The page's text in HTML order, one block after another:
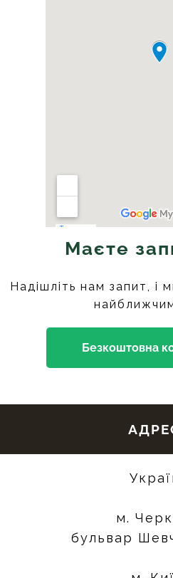
Маєте
Надішліть нам запит, і
Безкоштовна
м.
бульвар